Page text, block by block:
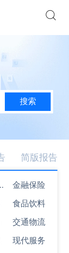
搜索
简版报告
金融保险
食品饮料
交通物流
现代服务